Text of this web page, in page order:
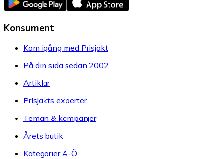
Konsument
Kom igång med Prisjakt
På din sida sedan 2002
Artiklar
Prisjakts experter
Teman & kampanjer
Årets butik
Kategorier A-Ö